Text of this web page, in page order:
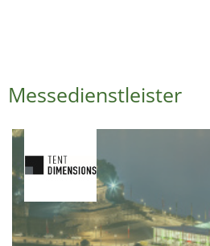
Messedienstleister